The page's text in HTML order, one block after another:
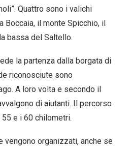
Quattro sono i valichi
Boccaia, il monte Spicchio, il
bassa del Saltello.
la partenza dalla borgata di
riconosciute sono
A loro volta e secondo il
di aiutanti. Il percorso
e i 60 chilometri.
vengono organizzati, anche se